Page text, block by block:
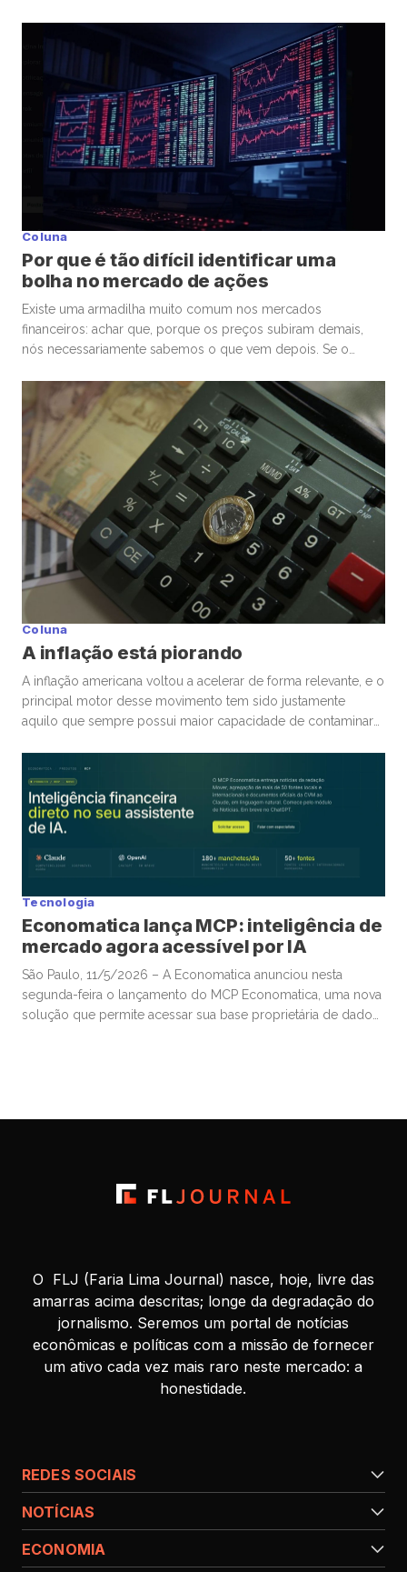
democratizou os investimentos e trouxe milhões de novos
participantes para a bolsa. Mas, junto com essa facilidade,
surgiu um comportamento que […]
Coluna
Por que é tão difícil identificar uma
bolha no mercado de ações
Existe uma armadilha muito comum nos mercados
financeiros: achar que, porque os preços subiram demais,
nós necessariamente sabemos o que vem depois. Se o
talvez ainda mais perigoso seja ter certeza absoluta,
independentemente de ele estar ou não. Nas últimas
semanas, vimos movimentos impressionantes. […]
Coluna
A inflação está piorando
A inflação americana voltou a acelerar de forma relevante, e o
principal motor desse movimento tem sido justamente
aquilo que sempre possui maior capacidade de contaminar
de Ormuz trouxe novamente para o centro da discussão um
tema que […]
Tecnologia
Economatica lança MCP: inteligência de
mercado agora acessível por IA
São Paulo, 11/5/2026 – A Economatica anunciou nesta
segunda-feira o lançamento do MCP Economatica, uma nova
solução que permite acessar sua base proprietária de dados
O FLJ (Faria Lima Journal) nasce, hoje, livre das
amarras acima descritas; longe da degradação do
jornalismo. Seremos um portal de notícias
econômicas e políticas com a missão de fornecer
um ativo cada vez mais raro neste mercado: a
honestidade.
REDES SOCIAIS
NOTÍCIAS
ECONOMIA